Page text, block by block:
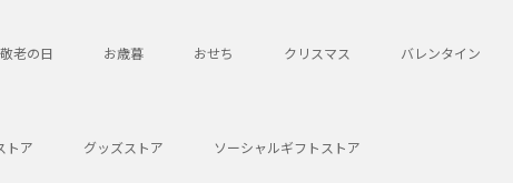
敬老の日 お歳暮 おせち クリスマス バレンタイン
トア グッズストア ソーシャルギフトストア